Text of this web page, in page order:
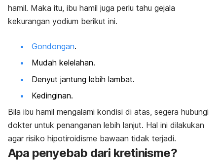
hamil. Maka itu, ibu hamil juga perlu tahu gejala
kekurangan yodium berikut ini.
Gondongan.
Mudah kelelahan.
Denyut jantung lebih lambat.
Kedinginan.
Bila ibu hamil mengalami kondisi di atas, segera hubungi
dokter untuk penanganan lebih lanjut. Hal ini dilakukan
agar risiko hipotiroidisme bawaan tidak terjadi.
Apa penyebab dari kretinisme?